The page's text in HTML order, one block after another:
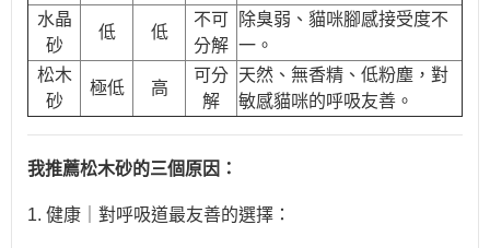
水晶
砂
低 低
不可
分解
除臭弱、貓咪腳感接受度不
一。
松木
砂
極低 高
可分
解
天然、無香精、低粉塵，對
敏感貓咪的呼吸友善。
我推薦松木砂的三個原因：
1. 健康｜對呼吸道最友善的選擇：